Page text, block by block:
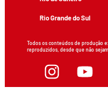
Rio Grande do Sul
Todos os conteúdos de produção
reproduzidos, desde que não